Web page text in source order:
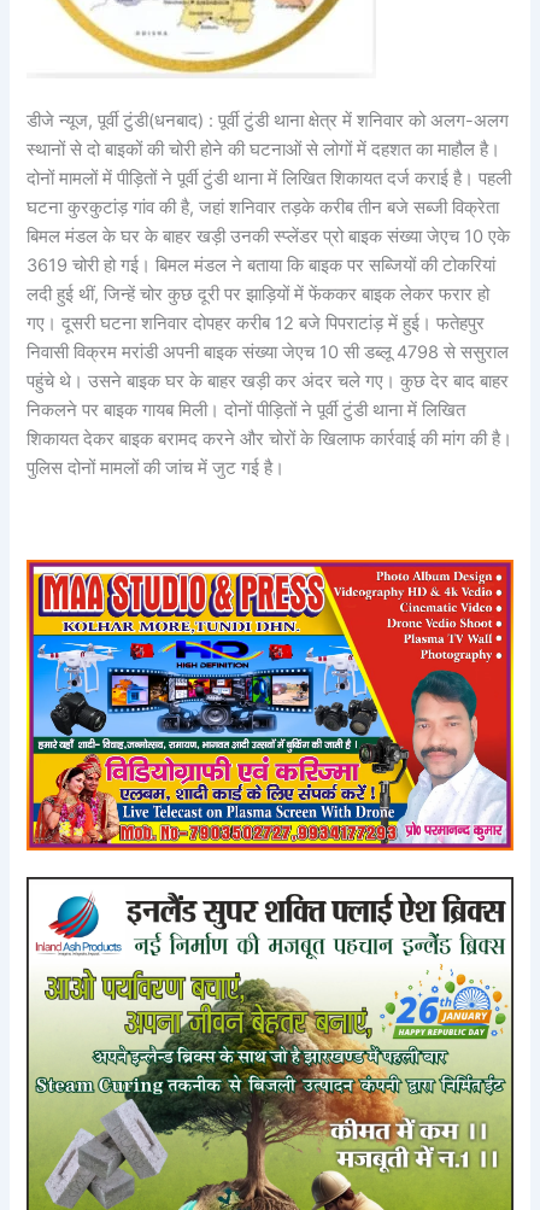
डीजे न्यूज, पूर्वी टुंडी(धनबाद) : पूर्वी टुंडी थाना क्षेत्र में शनिवार को अलग-अलग
स्थानों से दो बाइकों की चोरी होने की घटनाओं से लोगों में दहशत का माहौल है।
दोनों मामलों में पीड़ितों ने पूर्वी टुंडी थाना में लिखित शिकायत दर्ज कराई है। पहली
घटना कुरकुटांड़ गांव की है, जहां शनिवार तड़के करीब तीन बजे सब्जी विक्रेता
बिमल मंडल के घर के बाहर खड़ी उनकी स्प्लेंडर प्रो बाइक संख्या जेएच 10 एके
3619 चोरी हो गई। बिमल मंडल ने बताया कि बाइक पर सब्जियों की टोकरियां
लदी हुई थीं, जिन्हें चोर कुछ दूरी पर झाड़ियों में फेंककर बाइक लेकर फरार हो
गए। दूसरी घटना शनिवार दोपहर करीब 12 बजे पिपराटांड़ में हुई। फतेहपुर
निवासी विक्रम मरांडी अपनी बाइक संख्या जेएच 10 सी डब्लू 4798 से ससुराल
पहुंचे थे। उसने बाइक घर के बाहर खड़ी कर अंदर चले गए। कुछ देर बाद बाहर
निकलने पर बाइक गायब मिली। दोनों पीड़ितों ने पूर्वी टुंडी थाना में लिखित
शिकायत देकर बाइक बरामद करने और चोरों के खिलाफ कार्रवाई की मांग की है।
पुलिस दोनों मामलों की जांच में जुट गई है।